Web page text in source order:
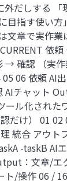
外だしする 「
目指す使い方
文章で実作業
依
確認 （実作
06 依頼 AI
AIチャット
ール化された
だけ） 01 02
統合 アウト
-taskB AI
：文章/エ
ト/操作 06 / 16